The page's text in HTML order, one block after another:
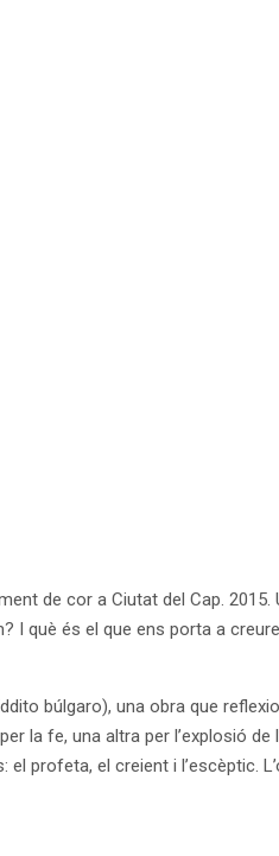
de cor a Ciutat del Cap. 2015.
I què és el que ens porta a
búlgaro), una obra que
la fe, una altra per l’explosió de
profeta, el creient i l’escèptic.